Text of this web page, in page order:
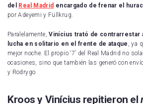
del Real Madrid encargado de frenar el
por Adeyemi y Füllkrug.
Paralelamente,Vinícius trató de contrarrestar
lucha en solitario en el frente de ataque , ya
mejor noche. El propio ‘7’ del Real Madrid no
ocasiones, sino que también las generó con
y Rodrygo.
Kroos y Vinícius repitieron el